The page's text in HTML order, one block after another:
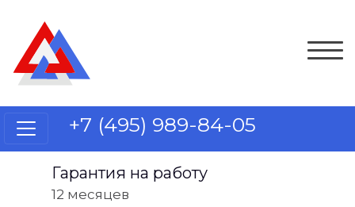
+7 (495) 989-84-05
Гарантия на работу
12 месяцев